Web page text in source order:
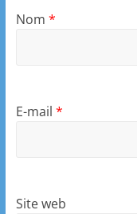
Nom *
E-mail *
Site web